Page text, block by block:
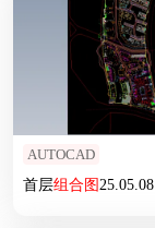
AUTOCAD
首层组合图25.05.08